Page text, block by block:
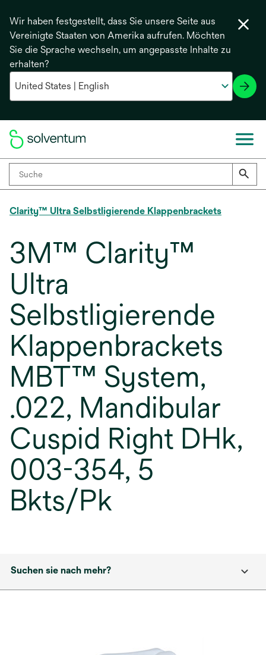
Wir haben festgestellt, dass Sie unsere Seite aus
Vereinigte Staaten von Amerika aufrufen. Möchten
Sie die Sprache wechseln, um angepasste Inhalte zu
erhalten?
Clarity™ Ultra Selbstligierende Klappenbrackets
3M™ Clarity™
Ultra
Selbstligierende
Klappenbrackets
MBT™ System,
.022, Mandibular
Cuspid Right DHk,
003-354, 5
Bkts/Pk
Suchen sie nach mehr?